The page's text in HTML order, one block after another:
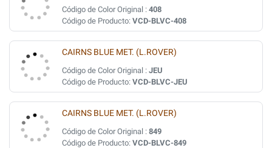
Código de Color Original : 408
Código de Producto: VCD-BLVC-408
CAIRNS BLUE MET. (L.ROVER)
Código de Color Original : JEU
Código de Producto: VCD-BLVC-JEU
CAIRNS BLUE MET. (L.ROVER)
Código de Color Original : 849
Código de Producto: VCD-BLVC-849